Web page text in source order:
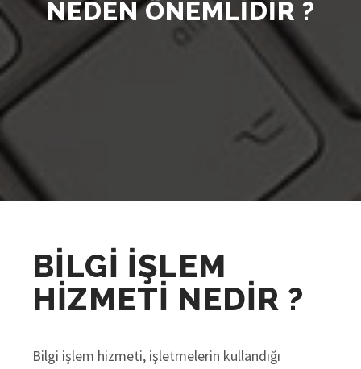
NEDEN ÖNEMLIDIR ?
BİLGİ İŞLEM
HİZMETİ NEDİR ?
Bilgi işlem hizmeti, işletmelerin kullandığı